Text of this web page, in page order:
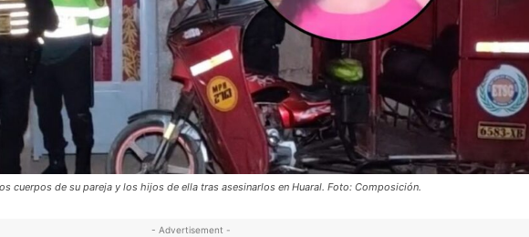
cuerpos de su pareja y los hijos de ella tras asesinarlos en Huaral. Foto: Composición.
- Advertisement -